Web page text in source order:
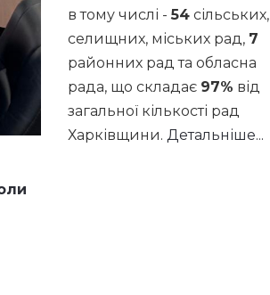
в тому числі -54 сільських,
селищних, міських рад, 7
районних рад та обласна
рада, що складає 97% від
загальної кількості рад
Харківщини. Детальніше...